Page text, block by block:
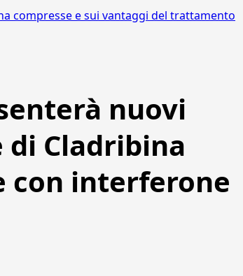
compresse e sui vantaggi del trattamento
nuovi
di Cladribina
con interferone